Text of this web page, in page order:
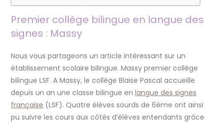
Premier collège bilingue en langue des
signes : Massy
Nous vous partageons un article intéressant sur un
établissement scolaire bilingue. Massy premier collège
bilingue LSF. A Massy, le collège Blaise Pascal accueille
depuis un an une classe bilingue enlangue des signes
française (LSF). Quatre élèves sourds de 6ème ont ainsi
pu suivre les cours aux côtés d’élèves entendants grâce